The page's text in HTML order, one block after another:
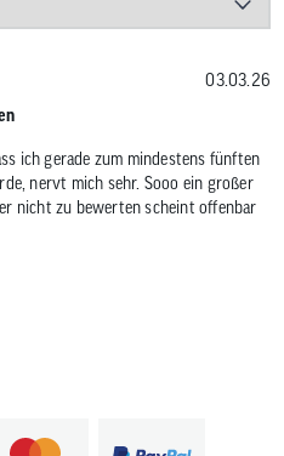
03.03.26
ich gerade zum mindestens fünften
nervt mich sehr. Sooo ein großer
nicht zu bewerten scheint offenbar